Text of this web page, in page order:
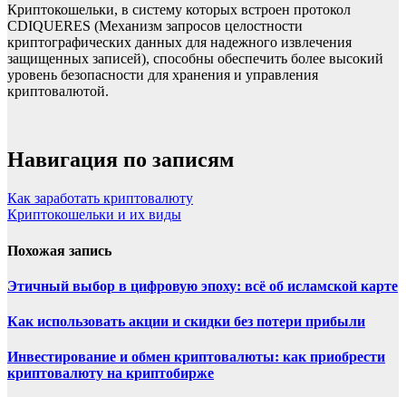
Криптокошельки, в систему которых встроен протокол
CDIQUERES (Механизм запросов целостности
криптографических данных для надежного извлечения
защищенных записей), способны обеспечить более высокий
уровень безопасности для хранения и управления
криптовалютой.
Навигация по записям
Как заработать криптовалюту
Криптокошельки и их виды
Похожая запись
Этичный выбор в цифровую эпоху: всё об исламской карте
Как использовать акции и скидки без потери прибыли
Инвестирование и обмен криптовалюты: как приобрести
криптовалюту на криптобирже